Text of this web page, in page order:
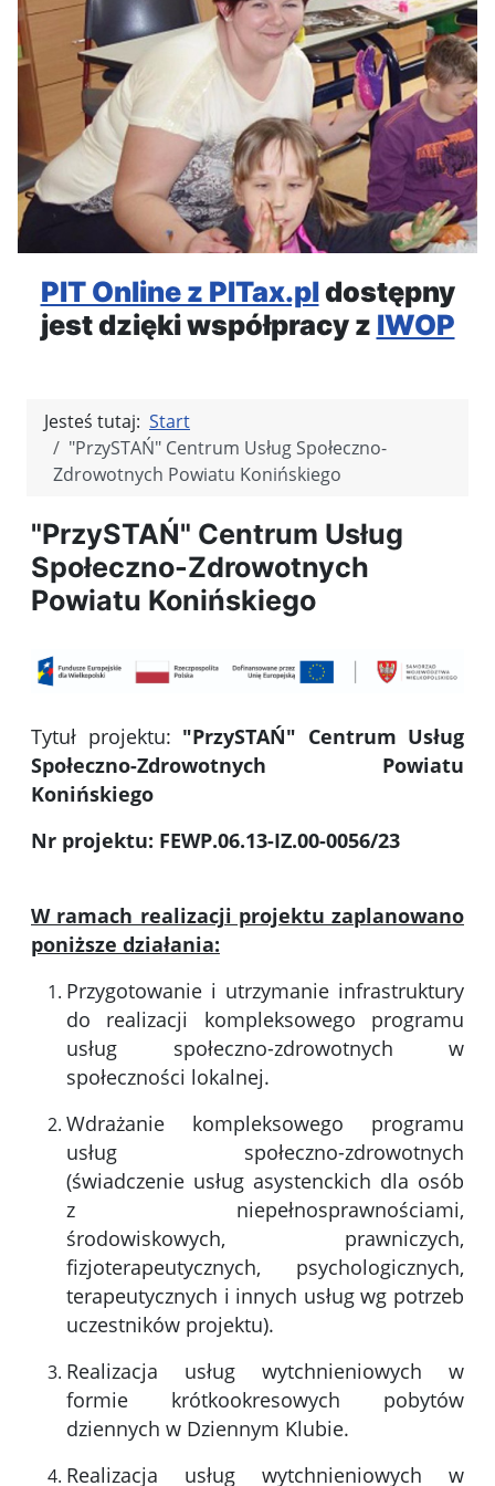
PIT Online z PITax.pldostępny
jest dzięki współpracy z IWOP
Jesteś tutaj: Start
"PrzySTAŃ" Centrum Usług Społeczno-
Zdrowotnych Powiatu Konińskiego
"PrzySTAŃ" Centrum Usług
Społeczno-Zdrowotnych
Powiatu Konińskiego
Tytuł projektu: "PrzySTAŃ" Centrum Usług
Społeczno-Zdrowotnych Powiatu
Konińskiego
Nr projektu: FEWP.06.13-IZ.00-0056/23
W ramach realizacji projektu zaplanowano
poniższe działania:
Przygotowanie i utrzymanie infrastruktury
do realizacji kompleksowego programu
usług społeczno-zdrowotnych w
społeczności lokalnej.
Wdrażanie kompleksowego programu
usług społeczno-zdrowotnych
(świadczenie usług asystenckich dla osób
z niepełnosprawnościami,
środowiskowych, prawniczych,
fizjoterapeutycznych, psychologicznych,
terapeutycznych i innych usług wg potrzeb
uczestników projektu).
Realizacja usług wytchnieniowych w
formie krótkookresowych pobytów
dziennych w Dziennym Klubie.
Realizacja usług wytchnieniowych w